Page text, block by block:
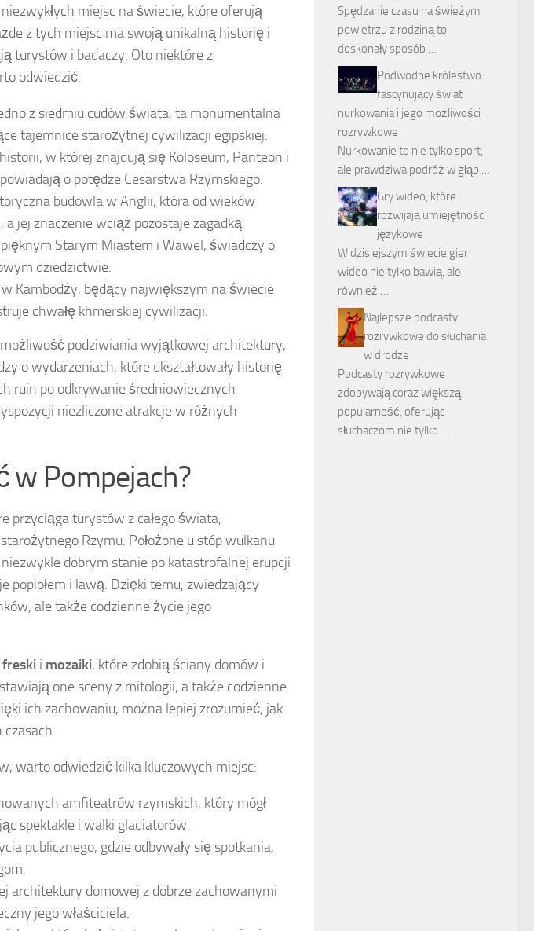
miejsc na świecie, które oferują
z tych miejsc ma swoją unikalną historię i
turystów i badaczy. Oto niektóre z
odwiedzić.
z siedmiu cudów świata, ta monumentalna
tajemnice starożytnej cywilizacji egipskiej.
w której znajdują się Koloseum, Panteon i
o potędze Cesarstwa Rzymskiego.
budowla w Anglii, która od wieków
jej znaczenie wciąż pozostaje zagadką.
Starym Miastem i Wawel, świadczy o
dziedzictwie.
Kambodży, będący największym na świecie
chwałę khmerskiej cywilizacji.
podziwiania wyjątkowej architektury,
o wydarzeniach, które ukształtowały historię
ruin po odkrywanie średniowiecznych
niezliczone atrakcje w różnych
w Pompejach?
przyciąga turystów z całego świata,
Rzymu. Położone u stóp wulkanu
dobrym stanie po katastrofalnej erupcji
popiołem i lawą. Dzięki temu, zwiedzający
ale także codzienne życie jego
freski i mozaiki, które zdobią ściany domów i
one sceny z mitologii, a także codzienne
ich zachowaniu, można lepiej zrozumieć, jak
warto odwiedzić kilka kluczowych miejsc:
amfiteatrów rzymskich, który mógł
spektakle i walki gladiatorów.
publicznego, gdzie odbywały się spotkania,
architektury domowej z dobrze zachowanymi
jego właściciela.
Spędzanie czasu na świeżym
powietrzu z rodziną to
doskonały sposób …
Podwodne królestwo:
fascynujący świat
nurkowania i jego możliwości
rozrywkowe
Nurkowanie to nie tylko sport,
ale prawdziwa podróż w głąb …
Gry wideo, które
rozwijają umiejętności
językowe
W dzisiejszym świecie gier
wideo nie tylko bawią, ale
również …
Najlepsze podcasty
rozrywkowe do słuchania
w drodze
Podcasty rozrywkowe
zdobywają coraz większą
popularność, oferując
słuchaczom nie tylko …